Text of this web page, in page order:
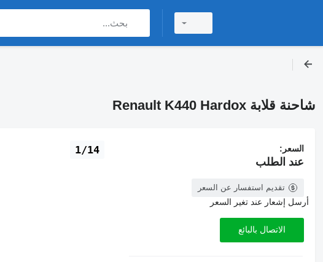
شاحنة قلابة Renault K440 Hardox
1/14 السعر:
عند الطلب
تقديم استفسار عن السعر
أرسل إشعار عند تغير السعر
الاتصال بالبائع